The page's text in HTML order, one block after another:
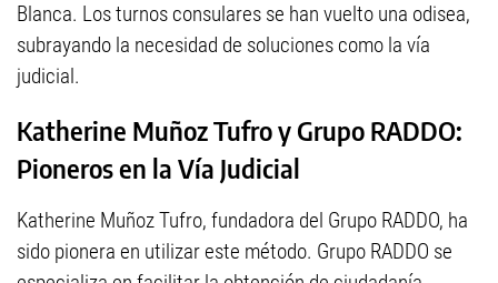
Blanca. Los turnos consulares se han vuelto una odisea,
subrayando la necesidad de soluciones como la vía
judicial.
Katherine Muñoz Tufro y Grupo RADDO:
Pioneros en la Vía Judicial
Katherine Muñoz Tufro, fundadora del Grupo RADDO, ha
sido pionera en utilizar este método. Grupo RADDO se